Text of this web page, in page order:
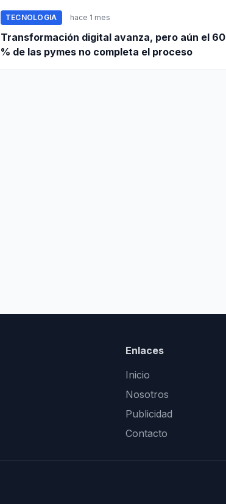
TECNOLOGIA hace 1 mes
Transformación digital avanza, pero aún el 60
% de las pymes no completa el proceso
Enlaces
Inicio
Nosotros
Publicidad
Contacto